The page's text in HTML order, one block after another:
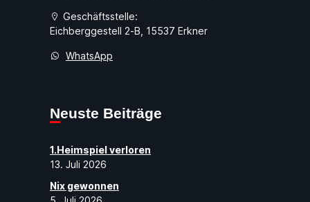
Geschäftsstelle:
Eichberggestell 2-B, 15537 Erkner
WhatsApp
Neuste Beiträge
1.Heimspiel verloren
13. Juli 2026
Nix gewonnen